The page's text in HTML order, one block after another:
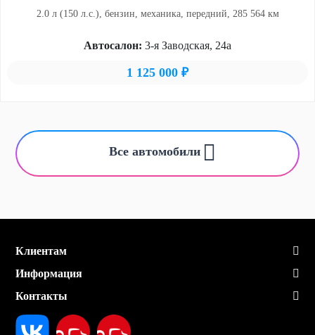
2.0 л (150 л.с.), бензин, механика, передний, 285 564 км
Автосалон: 3-я Заводская, 24а
1 125 000 ₽
Все автомобили
Клиентам
Информация
Контакты